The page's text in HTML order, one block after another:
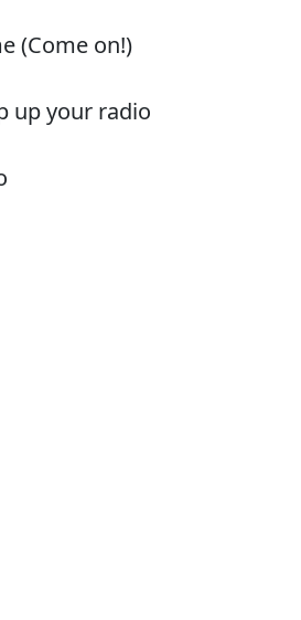
(Come on!)
up your radio